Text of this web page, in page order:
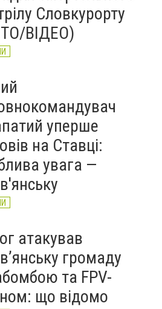
Словкурорту
ВІДЕО)
уперше
на Ставці:
увага —
атакував
громаду
та FPV-
що відомо